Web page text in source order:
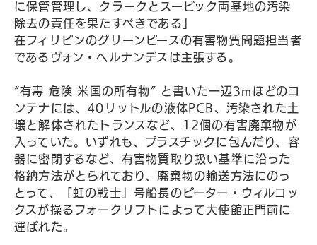
に保管管理し、クラークとスービック両基地の汚染
除去の責任を果たすべきである」
在フィリピンのグリーンピースの有害物質問題担当者
であるヴォン・ヘルナンデスは主張する。
“有毒 危険 米国の所有物” と書いた一辺3mほどのコ
ンテナには、40リットルの液体PCB、汚染された土
壌と解体されたトランスなど、12個の有害廃棄物が
入っていた。いずれも、プラスチックに包んだり、容
器に密閉するなど、有害物質取り扱い基準に沿った
格納方法がとられており、廃棄物の輸送方法にのっ
とって、「虹の戦士」号船長のピーター・ウィルコッ
クスが操るフォークリフトによって大使館正門前に
運ばれた。